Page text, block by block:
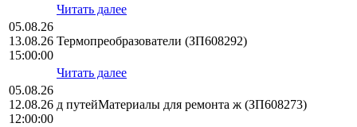
Читать далее
05.08.26
13.08.26
15:00:00
Термопреобразователи (ЗП608292)
Читать далее
05.08.26
12.08.26
12:00:00
д путейМатериалы для ремонта ж (ЗП608273)